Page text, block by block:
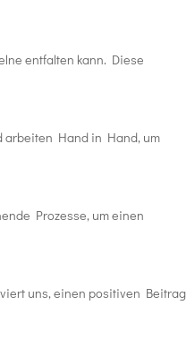
entfalten kann. Diese
Hand in Hand, um
Prozesse, um einen
uns, einen positiven Beitrag